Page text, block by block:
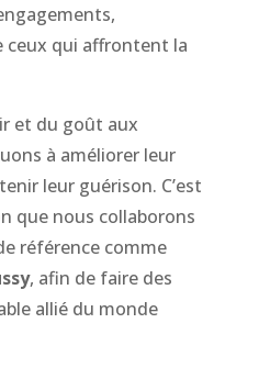
ceux qui affrontent la
et du goût aux
à améliorer leur
leur guérison. C’est
que nous collaborons
référence comme
, afin de faire des
allié du monde